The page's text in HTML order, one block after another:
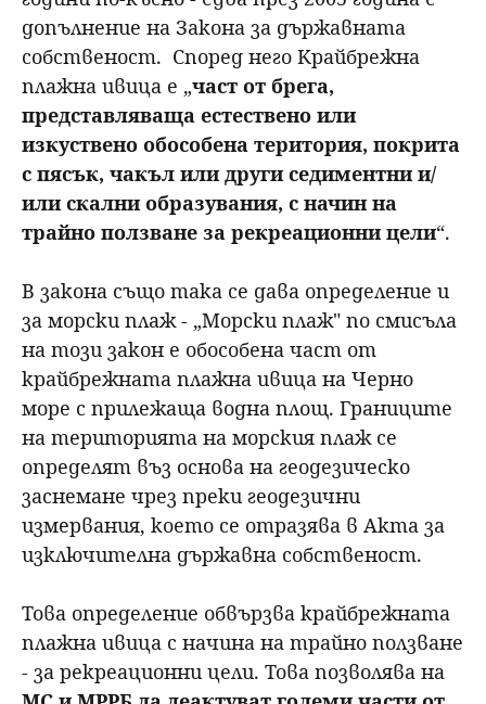
допълнение на Закона за държавната
собственост. Според него Крайбрежна
плажна ивица е „част от брега,
представляваща естествено или
изкуствено обособена територия, покрита
с пясък, чакъл или други седиментни и/
или скални образувания, с начин на
трайно ползване за рекреационни цели“.
В закона също така се дава определение и
за морски плаж - „Морски плаж" по смисъла
на този закон е обособена част от
крайбрежната плажна ивица на Черно
море с прилежаща водна площ. Границите
на територията на морския плаж се
определят въз основа на геодезическо
заснемане чрез преки геодезични
измервания, което се отразява в Акта за
изключителна държавна собственост.
Това определение обвързва крайбрежната
плажна ивица с начина на трайно ползване
- за рекреационни цели. Това позволява на